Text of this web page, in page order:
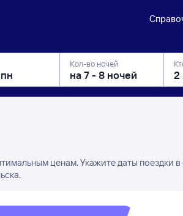
Кол-во ночей
ценам. Укажите даты поездки